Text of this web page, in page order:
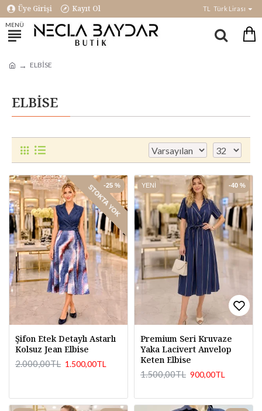
Üye Girişi Kayıt Ol TL Türk Lirası
ELBİSE
ELBİSE
-25 %
STOKTA YOK
Şifon Etek Detaylı Astarlı
Kolsuz Jean Elbise
1.500,00TL
2.000,00TL
YENI -40 %
Premium Seri Kruvaze
Yaka Lacivert Anvelop
Keten Elbise
900,00TL
1.500,00TL